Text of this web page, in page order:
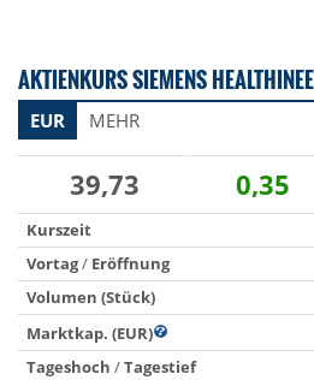
AKTIENKURS SIEMENS
EUR MEHR
39,73 0,35
Kurszeit
Vortag/ Eröffnung
Volumen (Stück)
Marktkap. (EUR)
Tageshoch /Tagestief